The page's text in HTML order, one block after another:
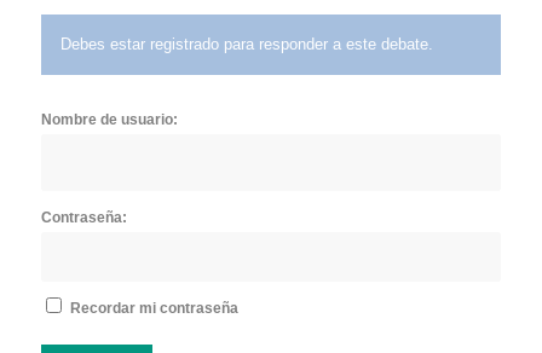
Debes estar registrado para responder a este debate.
Nombre de usuario:
Contraseña:
Recordar mi contraseña